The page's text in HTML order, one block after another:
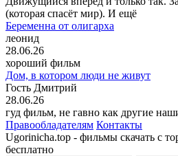
(которая спасёт мир). И ещё
Беременна от олигарха
леонид
28.06.26
хороший фильм
Дом, в котором люди не живут
Гость Дмитрий
28.06.26
гуд фильм, не гавно как другие
Правообладателям Контакты
Ugorinicha.top - фильмы скачать с
бесплатно